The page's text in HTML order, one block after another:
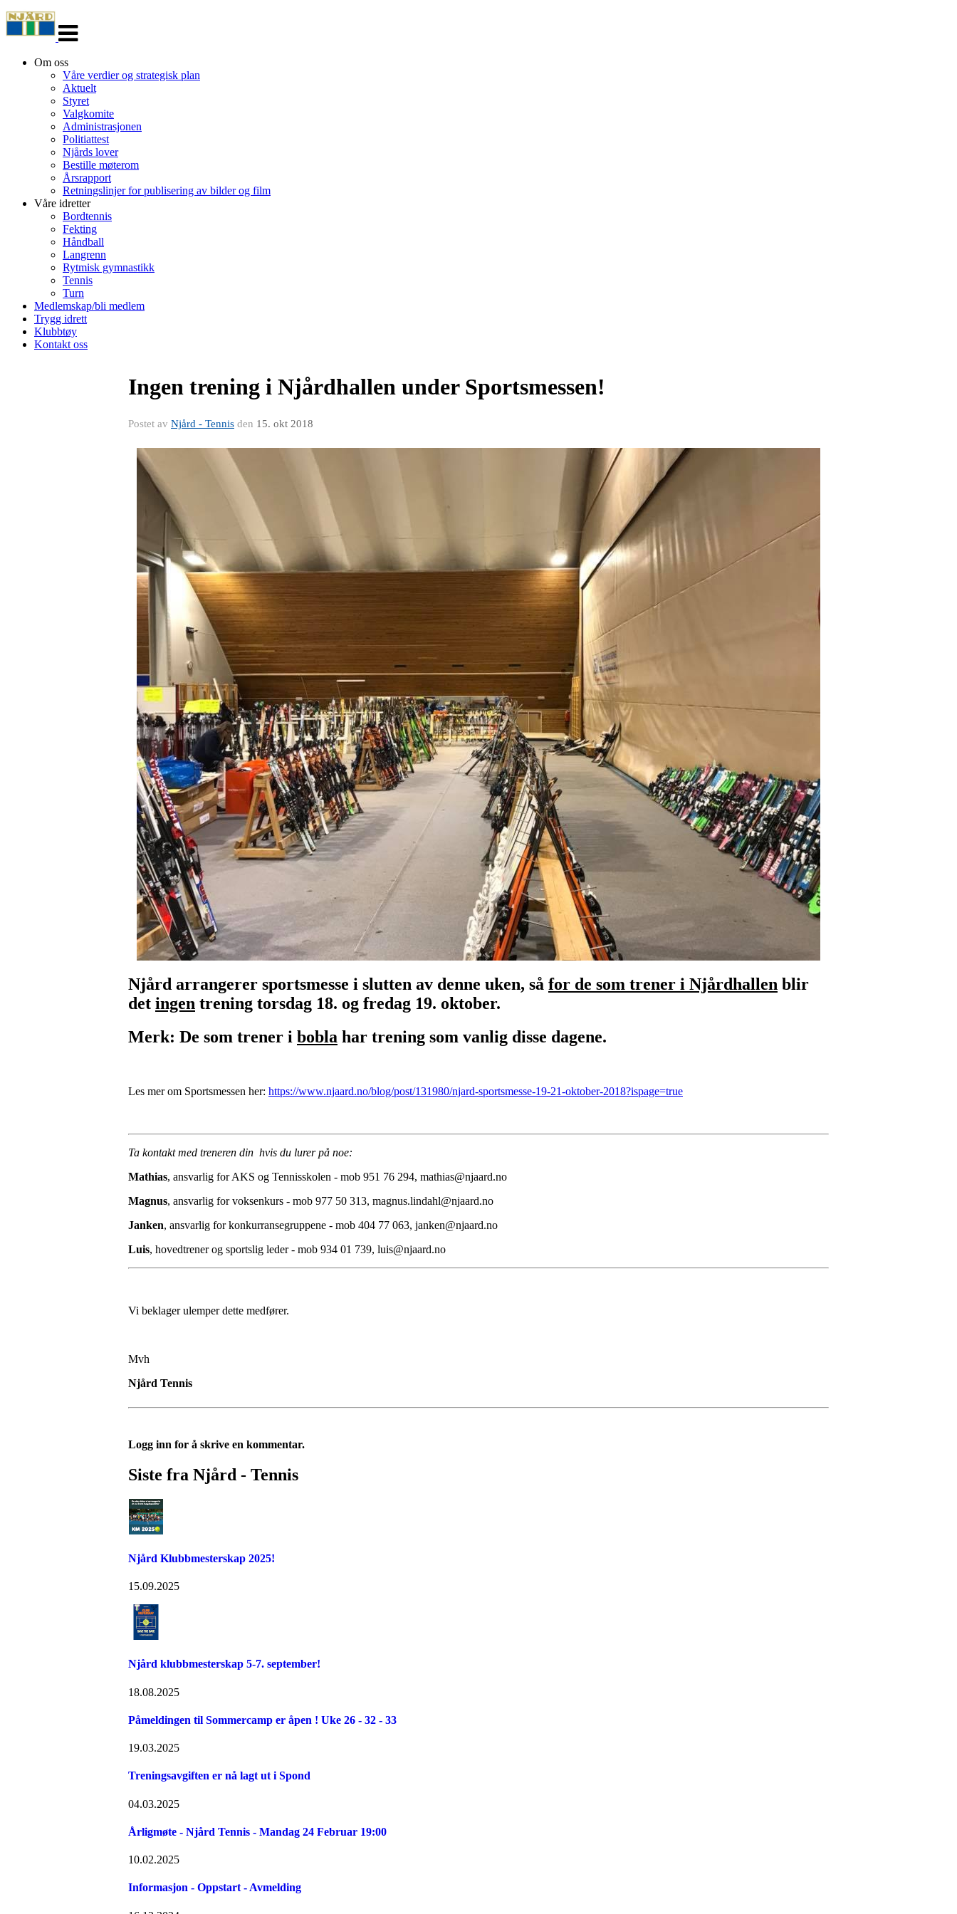
navigasjon
Om oss
Våre verdier og strategisk plan
Aktuelt
Styret
Valgkomite
Administrasjonen
Politiattest
Njårds lover
Bestille møterom
Årsrapport
Retningslinjer for publisering av bilder og film
Våre idretter
Bordtennis
Fekting
Håndball
Langrenn
Rytmisk gymnastikk
Tennis
Turn
Medlemskap/bli medlem
Trygg idrett
Klubbtøy
Kontakt oss
Ingen trening i Njårdhallen under Sportsmessen!
Postet av Njård - Tennis den 15. okt 2018
Njård arrangerer sportsmesse i slutten av denne uken, så for de som trener i Njårdhallen blir
det ingen trening torsdag 18. og fredag 19. oktober.
Merk: De som trener i bobla har trening som vanlig disse dagene.
Les mer om Sportsmessen her: https://www.njaard.no/blog/post/131980/njard-sportsmesse-19-21-oktober-2018?ispage=true
Ta kontakt med treneren din hvis du lurer på noe:
Mathias, ansvarlig for AKS og Tennisskolen - mob 951 76 294, mathias@njaard.no
Magnus, ansvarlig for voksenkurs - mob 977 50 313, magnus.lindahl@njaard.no
Janken, ansvarlig for konkurransegruppene - mob 404 77 063, janken@njaard.no
Luis, hovedtrener og sportslig leder - mob 934 01 739, luis@njaard.no
Vi beklager ulemper dette medfører.
Mvh
Njård Tennis
Logg inn for å skrive en kommentar.
Siste fra Njård - Tennis
Njård Klubbmesterskap 2025!
15.09.2025
Njård klubbmesterskap 5-7. september!
18.08.2025
Påmeldingen til Sommercamp er åpen ! Uke 26 - 32 - 33
19.03.2025
Treningsavgiften er nå lagt ut i Spond
04.03.2025
Årligmøte - Njård Tennis - Mandag 24 Februar 19:00
10.02.2025
Informasjon - Oppstart - Avmelding